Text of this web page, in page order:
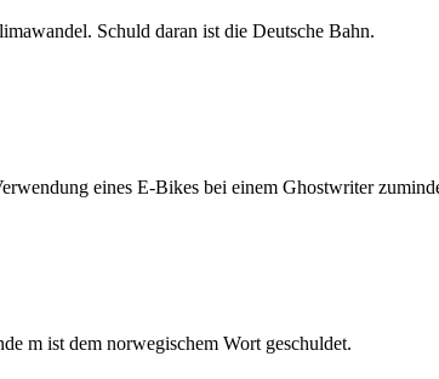
Schuld daran ist die Deutsche Bahn.
eines E-Bikes bei einem Ghostwriter
m ist dem norwegischem Wort geschuldet.